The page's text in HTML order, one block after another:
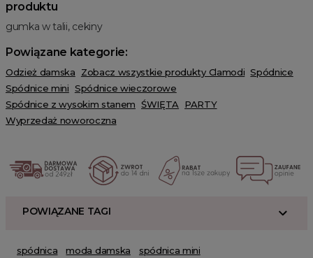
produktu
gumka w talii, cekiny
Powiązane kategorie:
Odzież damska Zobacz wszystkie produkty Clamodi Spódnice
Spódnice mini Spódnice wieczorowe
Spódnice z wysokim stanem ŚWIĘTA PARTY
Wyprzedaż noworoczna
POWIĄZANE TAGI
spódnica moda damska
spódnica mini